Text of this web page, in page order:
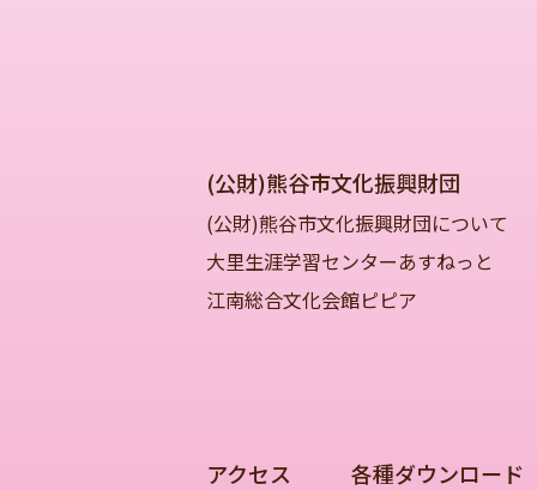
(公財)熊谷市文化振興財団
(公財)熊谷市文化振興財団について
大里生涯学習センターあすねっと
江南総合文化会館ピピア
アクセス 各種ダウンロード